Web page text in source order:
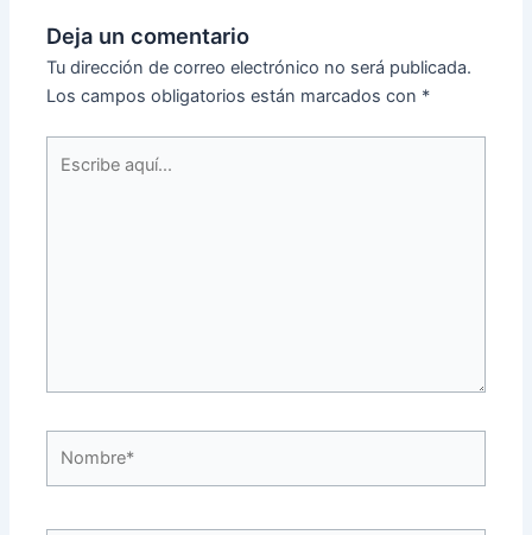
Deja un comentario
Tu dirección de correo electrónico no será publicada.
Los campos obligatorios están marcados con *
aquí...